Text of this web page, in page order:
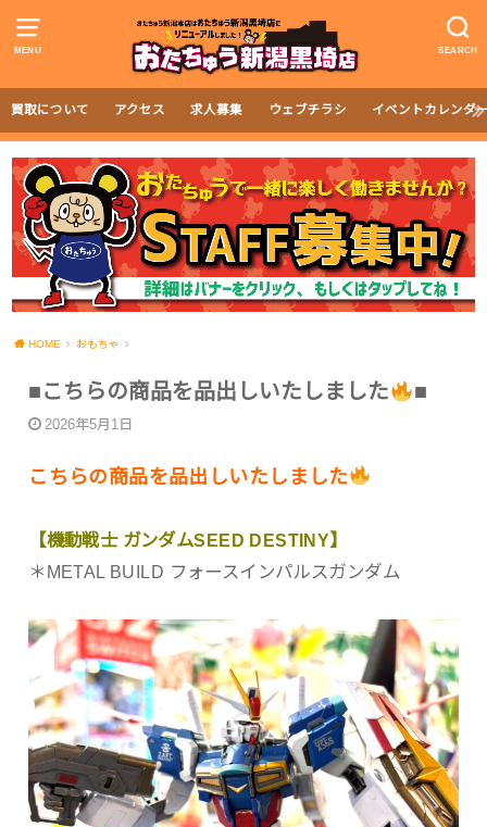
MENU SEARCH
買取について アクセス 求人募集 ウェブチラシ イベントカレンダ
HOME おもちゃ
■こちらの商品を品出しいたしました ■
2026年5月1日
こちらの商品を品出しいたしました
【機動戦士 ガンダムSEED DESTINY】
＊METAL BUILD フォースインパルスガンダム